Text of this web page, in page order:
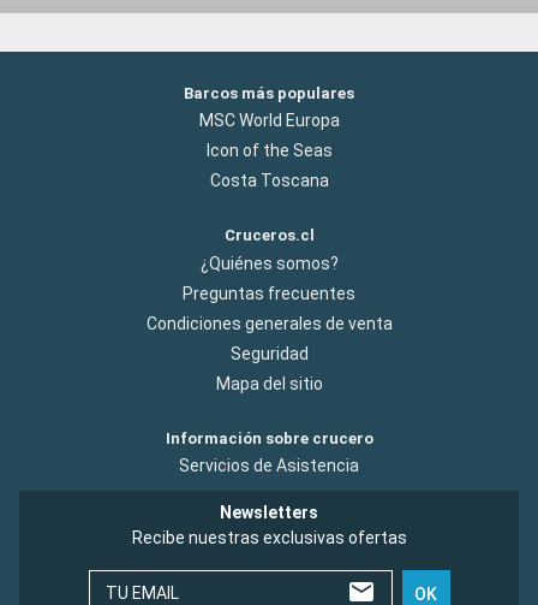
Barcos más populares
MSC World Europa
Icon of the Seas
Costa Toscana
Cruceros.cl
¿Quiénes somos?
Preguntas frecuentes
Condiciones generales de venta
Seguridad
Mapa del sitio
Información sobre crucero
Servicios de Asistencia
Newsletters
Recibe nuestras exclusivas ofertas
TU EMAIL OK